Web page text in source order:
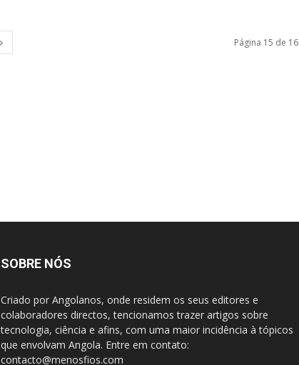
Página 15 de 16
SOBRE NÓS
Criado por Angolanos, onde residem os seus editores e
colaboradores directos, tencionamos trazer artigos sobre
tecnologia, ciência e afins, com uma maior incidência à tópicos
que envolvam Angola. Entre em contato:
contacto@menosfios.com